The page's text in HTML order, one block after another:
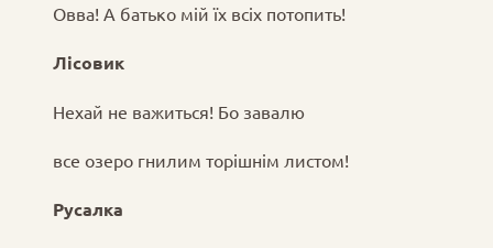
Овва! А батько мій їх всіх потопить!
Лісовик
Нехай не важиться! Бо завалю
все озеро гнилим торішнім листом!
Русалка